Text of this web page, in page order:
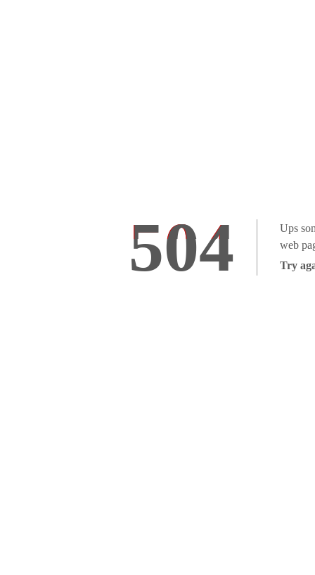
504
Ups
web
Try